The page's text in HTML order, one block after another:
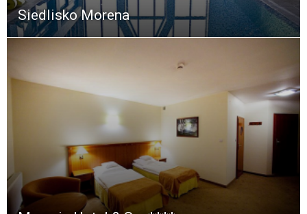
Siedlisko Morena